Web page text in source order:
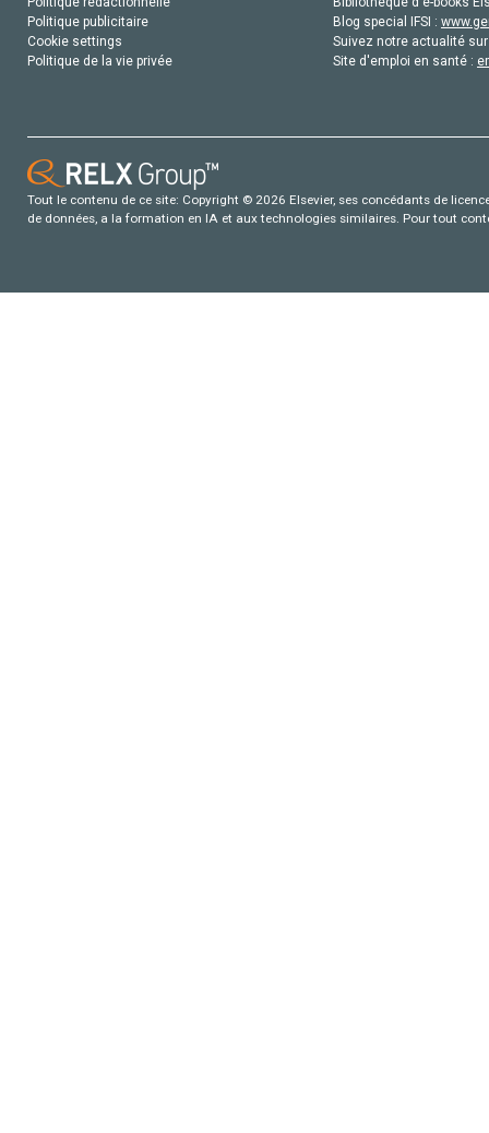
Politique publicitaire
Cookie settings
Politique de la vie privée
Blog special IFSI :
Suivez notre actualité
Site d'emploi en santé :
Tout le contenu de ce site: Copyright © 2026 Elsevier, ses concédants de
de données, a la formation en IA et aux technologies similaires. Pour tout